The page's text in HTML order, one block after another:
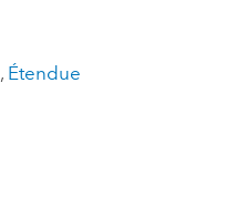
, Étendue